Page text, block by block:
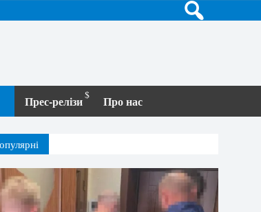
Прес-релізи Про нас